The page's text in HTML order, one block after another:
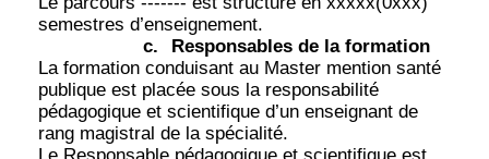
semestres d’enseignement.
c.
Responsables de la formation
La formation conduisant au Master mention santé
publique est placée sous la responsabilité
pédagogique et scientifique d’un enseignant de
rang magistral de la spécialité.
Le Responsable pédagogique et scientifique est